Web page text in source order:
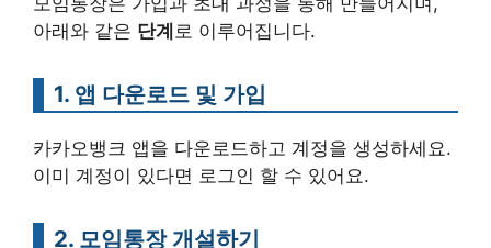
아래와 같은 단계 로 이루어집니다.
1. 앱 다운로드 및 가입
카카오뱅크 앱을 다운로드하고 계정을 생성하세요.
이미 계정이 있다면 로그인 할 수 있어요.
2. 모임통장 개설하기